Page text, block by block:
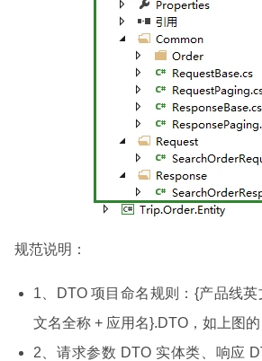
规范说明：
1、DTO 项目命名规则：{产品线
文名全称 + 应用名}.DTO，如上图的
2、请求参数 DTO 实体类、响应